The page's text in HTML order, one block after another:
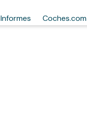
Informes Coches.com